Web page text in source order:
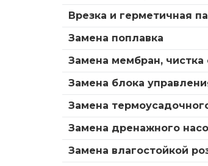
Врезка и герметичная
Замена поплавка
Замена мембран,
Замена блока
Замена
Замена дренажного
Замена влагостойкой